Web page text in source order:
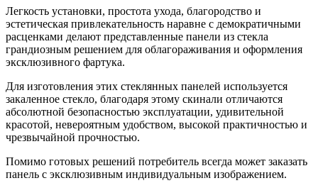
Легкость установки, простота ухода, благородство и
эстетическая привлекательность наравне с демократичными
расценками делают представленные панели из стекла
грандиозным решением для облагораживания и оформления
эксклюзивного фартука.
Для изготовления этих стеклянных панелей используется
закаленное стекло, благодаря этому скинали отличаются
абсолютной безопасностью эксплуатации, удивительной
красотой, невероятным удобством, высокой практичностью и
чрезвычайной прочностью.
Помимо готовых решений потребитель всегда может заказать
панель с эксклюзивным индивидуальным изображением.